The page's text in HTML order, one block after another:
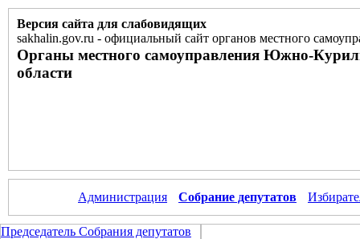
Версия сайта для слабовидящих
sakhalin.gov.ru - официальный сайт органов местного
Органы местного самоуправления Южно-
области
Администрация Собрание депутатов
Председатель Собрания депутатов